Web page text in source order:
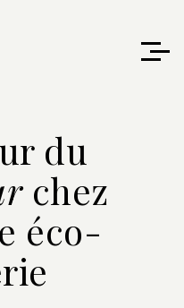
du
chez
éco-